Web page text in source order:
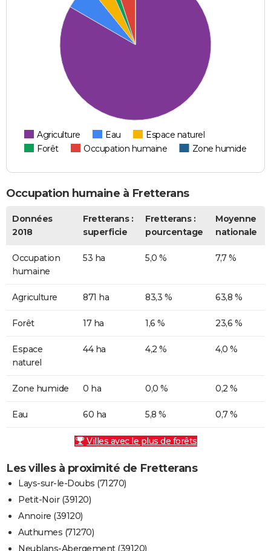
Agriculture Eau
Espace naturel
Forêt
Occupation humaine Zone humide
Occupation humaine à Fretterans
Données
2018
Fretterans :
superficie
Fretterans :
pourcentage
Moyenne
nationale
Occupation
humaine
53 ha 5,0 % 7,7 %
Agriculture 871 ha 83,3 % 63,8 %
Forêt 17 ha 1,6 % 23,6 %
Espace
naturel
44 ha 4,2 % 4,0 %
Zone humide 0 ha 0,0 % 0,2 %
Eau 60 ha 5,8 % 0,7 %
Villes avec le plus de forêts
Les villes à proximité de Fretterans
Lays-sur-le-Doubs (71270)
Petit-Noir (39120)
Annoire (39120)
Authumes (71270)
Neublans-Abergement (39120)